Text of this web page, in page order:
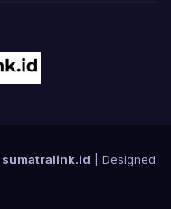
sumatralink.id | Designed